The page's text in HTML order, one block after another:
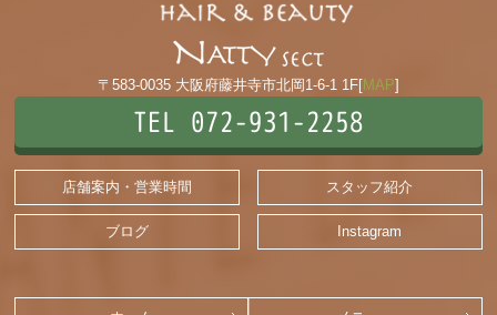
〒583-0035 大阪府藤井寺市北岡1-6-1 1F[MAP]
TEL 072-931-2258
店舗案内・営業時間 スタッフ紹介
ブログ Instagram